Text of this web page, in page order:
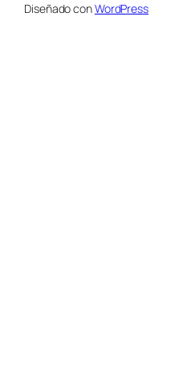
Diseñado conWordPress